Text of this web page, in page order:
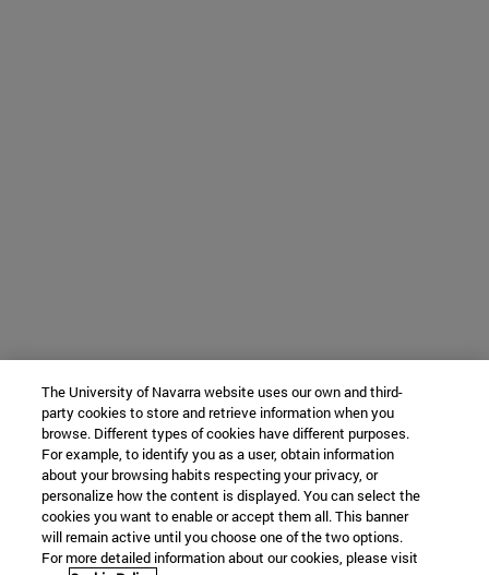
The University of Navarra website uses our own and third-
party cookies to store and retrieve information when you
browse. Different types of cookies have different purposes.
For example, to identify you as a user, obtain information
about your browsing habits respecting your privacy, or
personalize how the content is displayed. You can select the
cookies you want to enable or accept them all. This banner
will remain active until you choose one of the two options.
For more detailed information about our cookies, please visit